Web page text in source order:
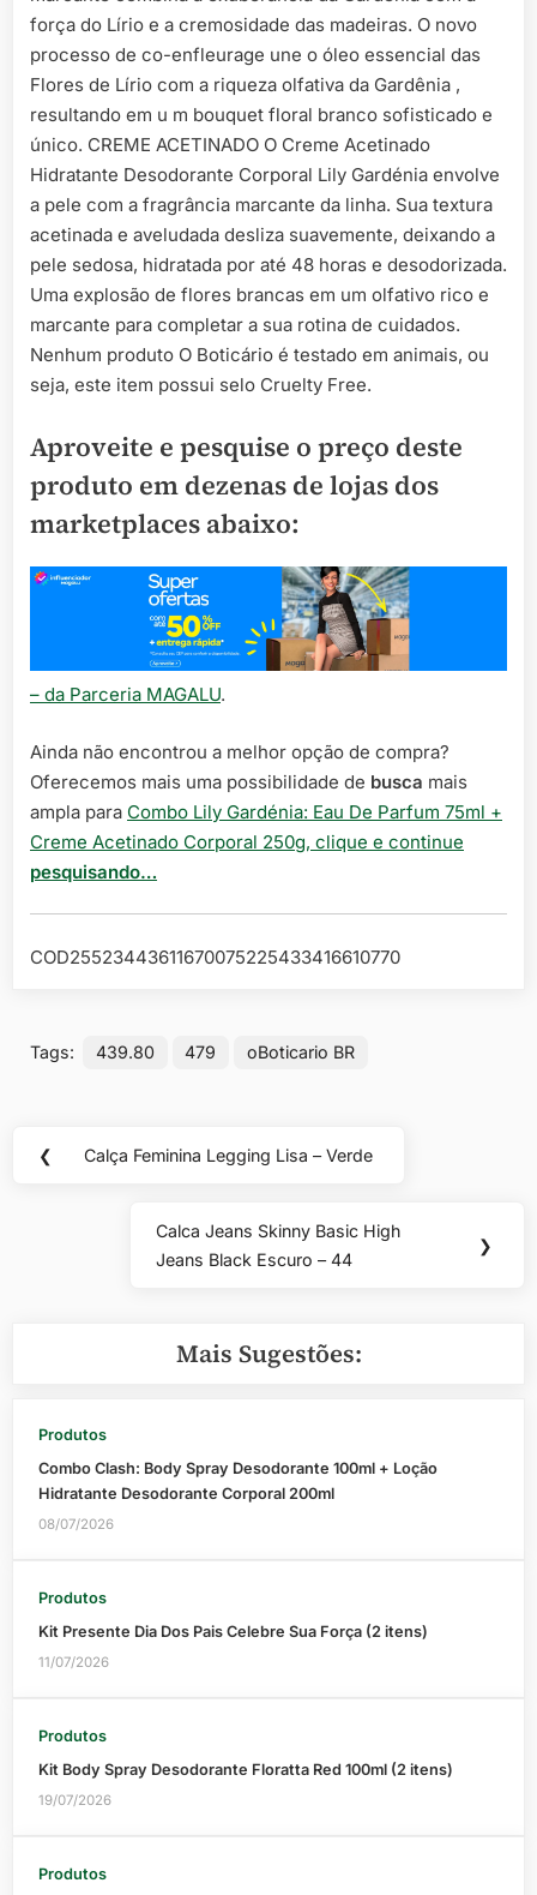
força do Lírio e a cremosidade das madeiras. O novo
processo de co-enfleurage une o óleo essencial das
Flores de Lírio com a riqueza olfativa da Gardênia ,
resultando em u m bouquet floral branco sofisticado e
único. CREME ACETINADO O Creme Acetinado
Hidratante Desodorante Corporal Lily Gardénia envolve
a pele com a fragrância marcante da linha. Sua textura
acetinada e aveludada desliza suavemente, deixando a
pele sedosa, hidratada por até 48 horas e desodorizada.
Uma explosão de flores brancas em um olfativo rico e
marcante para completar a sua rotina de cuidados.
Nenhum produto O Boticário é testado em animais, ou
seja, este item possui selo Cruelty Free.
Aproveite e pesquise o preço deste
produto em dezenas de lojas dos
marketplaces abaixo:
– da Parceria MAGALU.
Ainda não encontrou a melhor opção de compra?
Oferecemos mais uma possibilidade de busca mais
ampla para Combo Lily Gardénia: Eau De Parfum 75ml +
Creme Acetinado Corporal 250g, clique e continue
pesquisando…
COD25523443611670075225433416610770
Tags: 439.80 479 oBoticario BR
Navegação
❮
Previous
Calça Feminina Legging Lisa – Verde
Next
Post:
Calca Jeans Skinny Basic High
Jeans Black Escuro – 44
❯
Mais Sugestões:
Produtos
Combo Clash: Body Spray Desodorante 100ml + Loção
Hidratante Desodorante Corporal 200ml
08/07/2026
Produtos
Kit Presente Dia Dos Pais Celebre Sua Força (2 itens)
11/07/2026
Produtos
Kit Body Spray Desodorante Floratta Red 100ml (2 itens)
19/07/2026
Produtos